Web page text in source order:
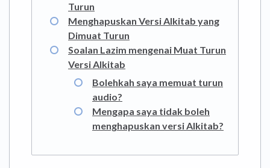
Turun
Menghapuskan Versi Alkitab yang
Dimuat Turun
Soalan Lazim mengenai Muat Turun
Versi Alkitab
Bolehkah saya memuat turun
audio?
Mengapa saya tidak boleh
menghapuskan versi Alkitab?